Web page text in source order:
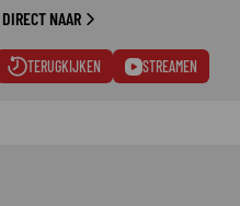
NAAR
TERUGKIJKEN STREAMEN